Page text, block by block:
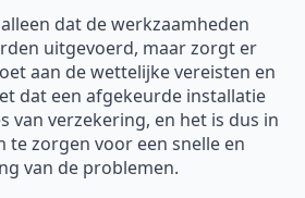
dat de werkzaamheden
uitgevoerd, maar zorgt er
aan de wettelijke vereisten en
dat een afgekeurde installatie
van verzekering, en het is dus in
te zorgen voor een snelle en
van de problemen.